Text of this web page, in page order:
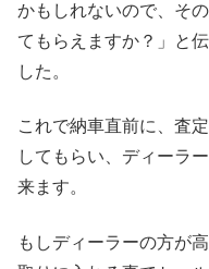
かもしれないので、そ
てもらえますか？」と
した。
これで納車直前に、査
してもらい、ディーラ
来ます。
もしディーラーの方が